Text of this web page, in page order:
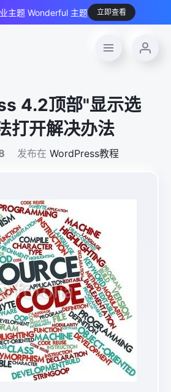
主题 Wonderful 主题 立即查看
4.2顶部"显示选
打开解决办法
发布在 WordPress教程